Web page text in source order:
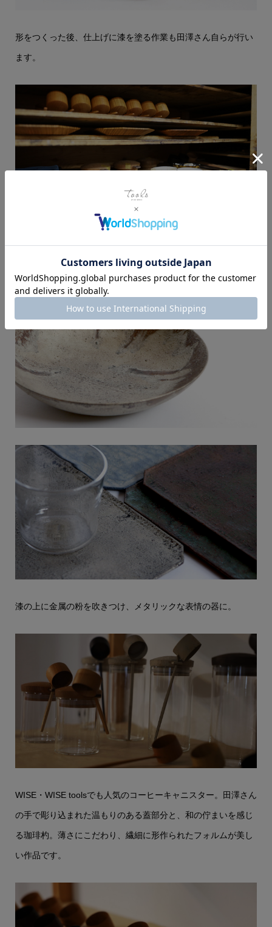
形をつくった後、仕上げに漆を塗る作業も田澤さん自らが行い
ます。
漆を乾燥させる「室」（むろ）も田澤さんが自分の手でつくっ
漆の上に金属の粉を吹きつけ、メタリックな表情の器に。
WISE・WISE toolsでも人気のコーヒーキャニスター。田澤さん
の手で彫り込まれた温もりのある蓋部分と、和の佇まいを感じ
る珈琲杓。薄さにこだわり、繊細に形作られたフォルムが美し
い作品です。